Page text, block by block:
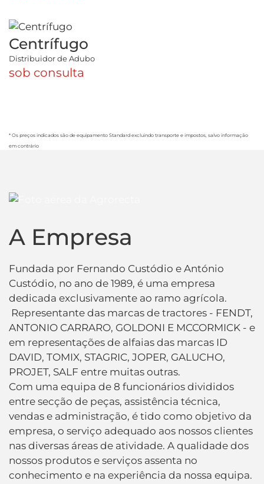
Centrífugo
Distribuidor de Adubo
sob consulta
* Os preços indicados são de equipamento Standard excluindo transporte e impostos, salvo informação
em contrário
A Empresa
Fundada por Fernando Custódio e António
Custódio, no ano de 1989, é uma empresa
dedicada exclusivamente ao ramo agrícola.
Representante das marcas de tractores - FENDT,
ANTONIO CARRARO, GOLDONI E MCCORMICK - e
em representações de alfaias das marcas ID
DAVID, TOMIX, STAGRIC, JOPER, GALUCHO,
PROJET, SALF entre muitas outras.
Com uma equipa de 8 funcionários divididos
entre secção de peças, assistência técnica,
vendas e administração, é tido como objetivo da
empresa, o serviço adequado aos nossos clientes
nas diversas áreas de atividade. A qualidade dos
nossos produtos e serviços assenta no
conhecimento e na experiência da nossa equipa.